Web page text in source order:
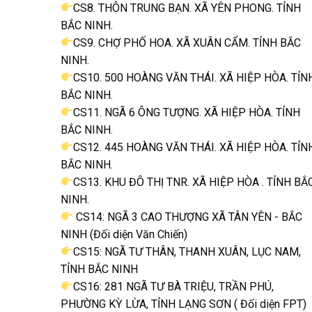
CS8. THÔN TRUNG BẠN. XÃ YÊN PHONG. TỈNH
BẮC NINH.
CS9. CHỢ PHỐ HOA. XÃ XUÂN CẨM. TỈNH BẮC
NINH.
CS10. 500 HOÀNG VĂN THÁI. XÃ HIỆP HÒA.
BẮC NINH.
CS11. NGÃ 6 ÔNG TƯỢNG. XÃ HIỆP HÒA. TỈNH
BẮC NINH.
CS12. 445 HOÀNG VĂN THÁI. XÃ HIỆP HÒA.
BẮC NINH.
CS13. KHU ĐÔ THỊ TNR. XÃ HIỆP HÒA . TỈNH
NINH.
CS14: NGÃ 3 CAO THƯỢNG XÃ TÂN YÊN - BẮC
NINH (Đối diện Văn Chiến)
CS15: NGÃ TƯ THÂN, THANH XUÂN, LỤC NAM,
TỈNH BẮC NINH
CS16: 281 NGÃ TƯ BÀ TRIỆU, TRẦN PHÚ,
PHƯỜNG KỲ LỪA, TỈNH LẠNG SƠN ( Đối diện FPT)